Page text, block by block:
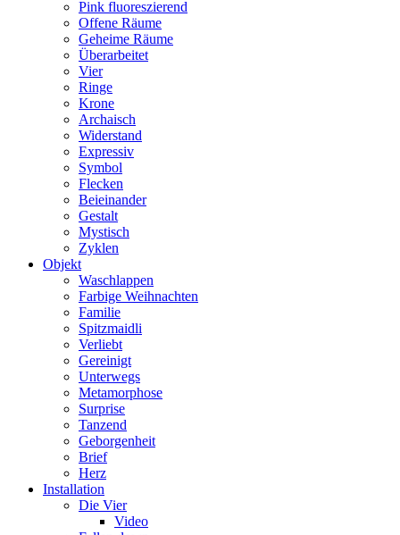
Pink fluoreszierend
Offene Räume
Geheime Räume
Überarbeitet
Vier
Ringe
Krone
Archaisch
Widerstand
Expressiv
Symbol
Flecken
Beieinander
Gestalt
Mystisch
Zyklen
Objekt
Waschlappen
Farbige Weihnachten
Familie
Spitzmaidli
Verliebt
Gereinigt
Unterwegs
Metamorphose
Surprise
Tanzend
Geborgenheit
Brief
Herz
Installation
Die Vier
Video